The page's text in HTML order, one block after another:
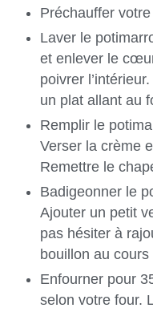
Préchauffer
Laver le
et enlever le
poivrer
un plat allant au
Remplir le
Verser la crème
Remettre le
Badigeonner le
Ajouter un petit
pas hésiter à
bouillon au
Enfourner pour
selon votre four.